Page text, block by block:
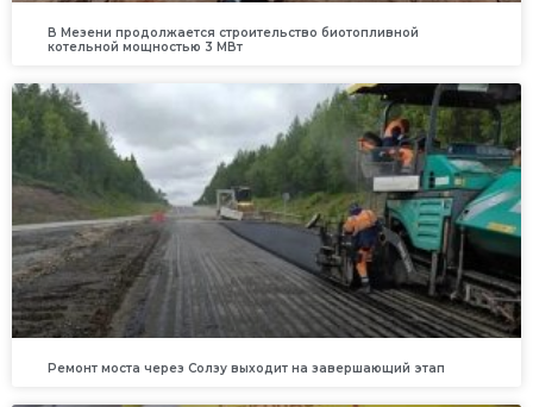
В Мезени продолжается строительство биотопливной
котельной мощностью 3 МВт
Ремонт моста через Солзу выходит на завершающий этап